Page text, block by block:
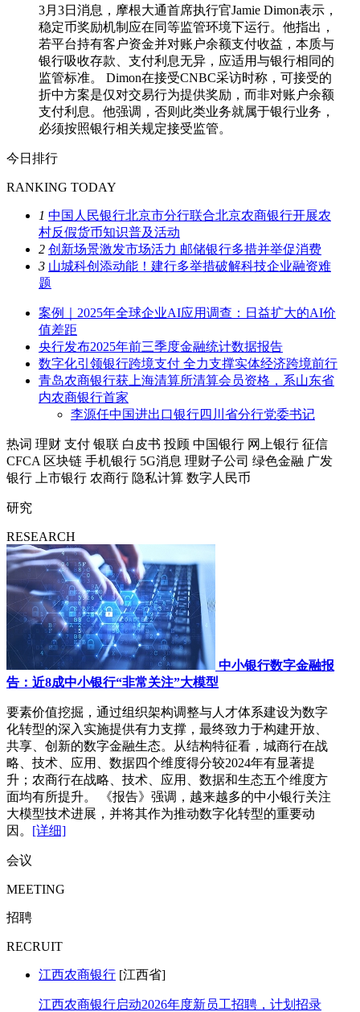
3月3日消息，摩根大通首席执行官Jamie Dimon表示，
稳定币奖励机制应在同等监管环境下运行。他指出，
若平台持有客户资金并对账户余额支付收益，本质与
银行吸收存款、支付利息无异，应适用与银行相同的
监管标准。 Dimon在接受CNBC采访时称，可接受的
折中方案是仅对交易行为提供奖励，而非对账户余额
支付利息。他强调，否则此类业务就属于银行业务，
必须按照银行相关规定接受监管。
今日排行
RANKING TODAY
1 中国人民银行北京市分行联合北京农商银行开展农
村反假货币知识普及活动
2 创新场景激发市场活力 邮储银行多措并举促消费
3 山城科创添动能！建行多举措破解科技企业融资难
题
案例｜2025年全球企业AI应用调查：日益扩大的AI价
值差距
央行发布2025年前三季度金融统计数据报告
数字化引领银行跨境支付 全力支撑实体经济跨境前行
青岛农商银行获上海清算所清算会员资格，系山东省
内农商银行首家
李源任中国进出口银行四川省分行党委书记
热词 理财 支付 银联 白皮书 投顾 中国银行 网上银行 征信
CFCA 区块链 手机银行 5G消息 理财子公司 绿色金融 广发
银行
上市银行 农商行 隐私计算 数字人民币
研究
RESEARCH
中小银行数字金融报
告：近8成中小银行“非常关注”大模型
要素价值挖掘，通过组织架构调整与人才体系建设为数字
化转型的深入实施提供有力支撑，最终致力于构建开放、
共享、创新的数字金融生态。从结构特征看，城商行在战
略、技术、应用、数据四个维度得分较2024年有显著提
升；农商行在战略、技术、应用、数据和生态五个维度方
面均有所提升。 《报告》强调，越来越多的中小银行关注
大模型技术进展，并将其作为推动数字化转型的重要动
因。 [详细]
会议
MEETING
招聘
RECRUIT
江西农商银行 [江西省]
江西农商银行启动2026年度新员工招聘，计划招录